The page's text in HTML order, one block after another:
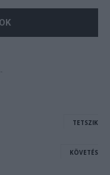
TETSZIK
KÖVETÉS